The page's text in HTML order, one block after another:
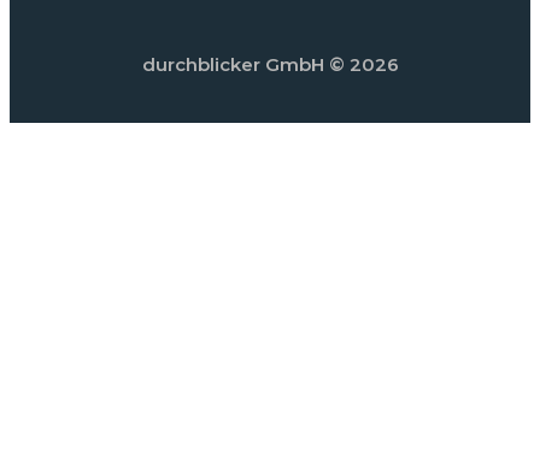
durchblicker GmbH © 2026